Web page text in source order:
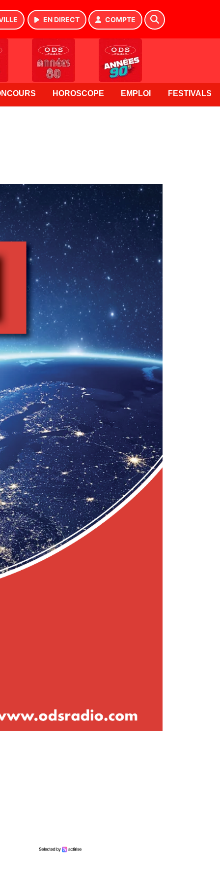
EN DIRECT COMPTE
HOROSCOPE EMPLOI FESTIVALS